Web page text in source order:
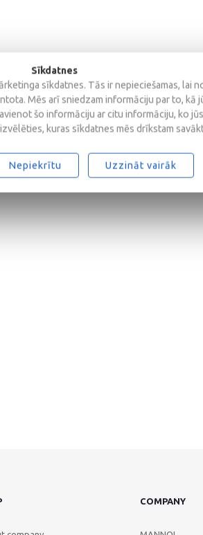
COMPANY
Sīkdatnes
sīkdatnes. Tās ir nepieciešamas, lai
Mēs arī sniedzam informāciju par to, kā
šo informāciju ar citu informāciju, ko
kuras sīkdatnes mēs drīkstam
Nepiekrītu Uzzināt vairāk